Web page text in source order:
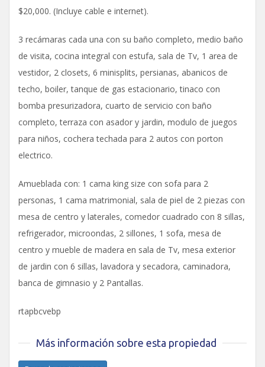
$20,000. (Incluye cable e internet).
3 recámaras cada una con su baño completo, medio baño
de visita, cocina integral con estufa, sala de Tv, 1 area de
vestidor, 2 closets, 6 minisplits, persianas, abanicos de
techo, boiler, tanque de gas estacionario, tinaco con
bomba presurizadora, cuarto de servicio con baño
completo, terraza con asador y jardin, modulo de juegos
para niños, cochera techada para 2 autos con porton
electrico.
Amueblada con: 1 cama king size con sofa para 2
personas, 1 cama matrimonial, sala de piel de 2 piezas con
mesa de centro y laterales, comedor cuadrado con 8 sillas,
refrigerador, microondas, 2 sillones, 1 sofa, mesa de
centro y mueble de madera en sala de Tv, mesa exterior
de jardin con 6 sillas, lavadora y secadora, caminadora,
banca de gimnasio y 2 Pantallas.
rtapbcvebp
Más información sobre esta propiedad